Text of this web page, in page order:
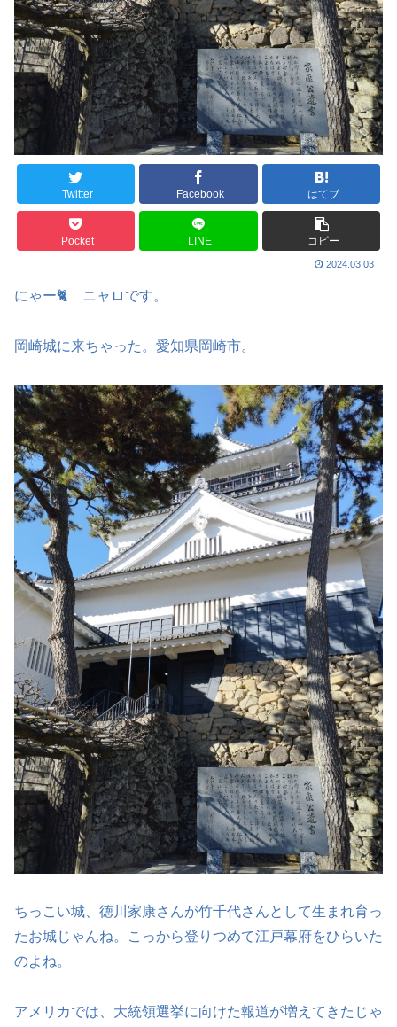
Twitter Facebook はてブ
Pocket LINE コピー
2024.03.03
にゃー🐈 ニャロです。
岡崎城に来ちゃった。愛知県岡崎市。
ちっこい城、徳川家康さんが竹千代さんとして生まれ育っ
たお城じゃんね。こっから登りつめて江戸幕府をひらいた
のよね。
アメリカでは、大統領選挙に向けた報道が増えてきたじゃ